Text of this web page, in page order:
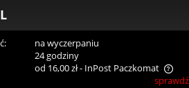
na wyczerpaniu
24 godziny
od 16,00 zł- InPost Paczkomat